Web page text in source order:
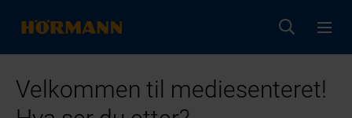
Velkommen til mediesenteret!